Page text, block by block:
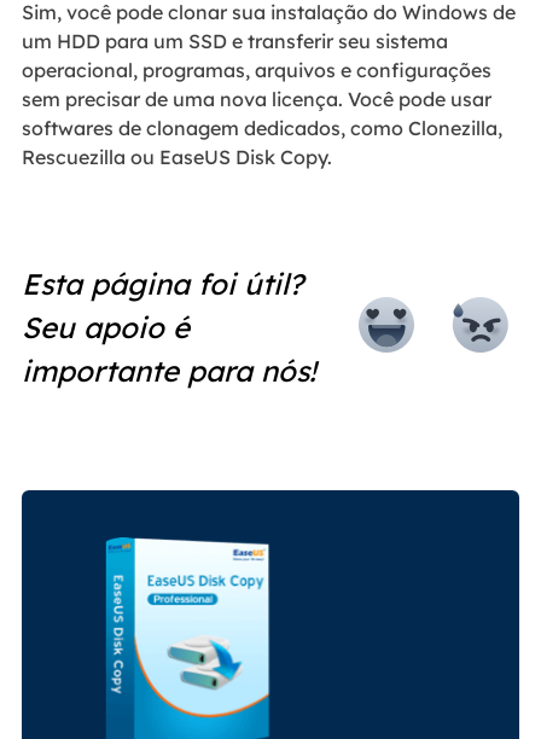
Sim, você pode clonar sua instalação do Windows de
um HDD para um SSD e transferir seu sistema
operacional, programas, arquivos e configurações
sem precisar de uma nova licença. Você pode usar
softwares de clonagem dedicados, como Clonezilla,
Rescuezilla ou EaseUS Disk Copy.
Esta página foi útil?
Seu apoio é
importante para nós!